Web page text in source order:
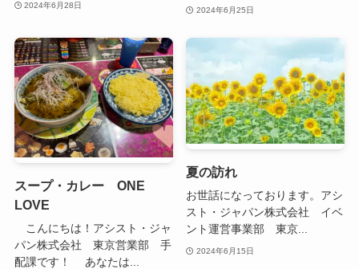
2024年6月28日
2024年6月25日
スープ・カレー ONE
LOVE
こんにちは！アシスト・ジャ
パン株式会社 東京営業部 手
配課です！ あなたは...
夏の訪れ
お世話になっております。アシ
スト・ジャパン株式会社 イベ
ント運営事業部 東京...
2024年6月15日